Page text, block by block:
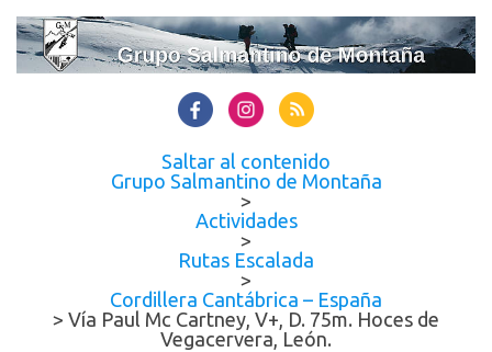
Saltar al contenido
Grupo Salmantino de Montaña
>
Actividades
>
Rutas Escalada
>
Cordillera Cantábrica – España
> Vía Paul Mc Cartney, V+, D. 75m. Hoces de
Vegacervera, León.